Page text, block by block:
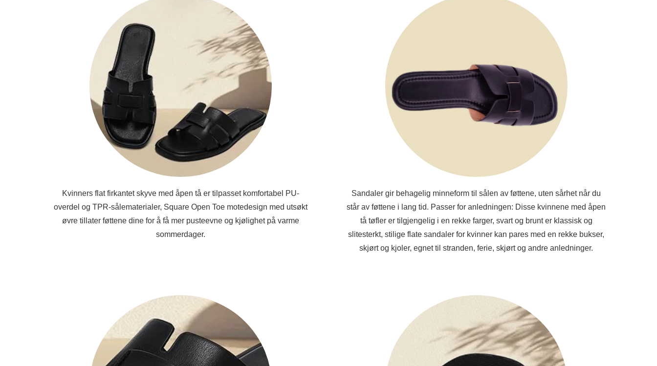
Kvinners flat firkantet skyve med åpen tå er tilpasset komfortabel PU-
overdel og TPR-sålematerialer, Square Open Toe motedesign med utsøkt
øvre tillater føttene dine for å få mer pusteevne og kjølighet på varme
sommerdager.
Sandaler gir behagelig minneform til sålen av føttene, uten sårhet når du
står av føttene i lang tid. Passer for anledningen: Disse kvinnene med åpen
tå tøfler er tilgjengelig i en rekke farger, svart og brunt er klassisk og
slitesterkt, stilige flate sandaler for kvinner kan pares med en rekke bukser,
skjørt og kjoler, egnet til stranden, ferie, skjørt og andre anledninger.